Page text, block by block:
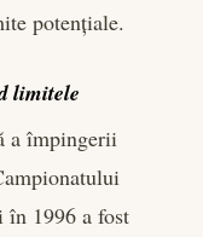
potențiale.
limitele
a împingerii
în 1996 a fost